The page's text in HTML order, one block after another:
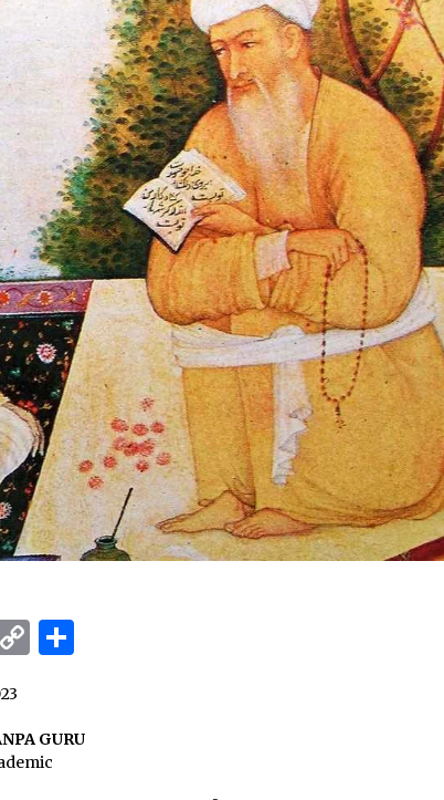
Takut Mati
3 months ago
dan
SELVi: Sebuah Model Motivasi
dalam Kepemimpinan Bisnis
4 months ago
Copy
GURU